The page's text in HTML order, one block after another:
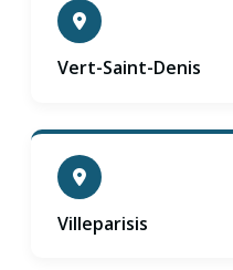
Vert-Saint-Denis
Villeparisis